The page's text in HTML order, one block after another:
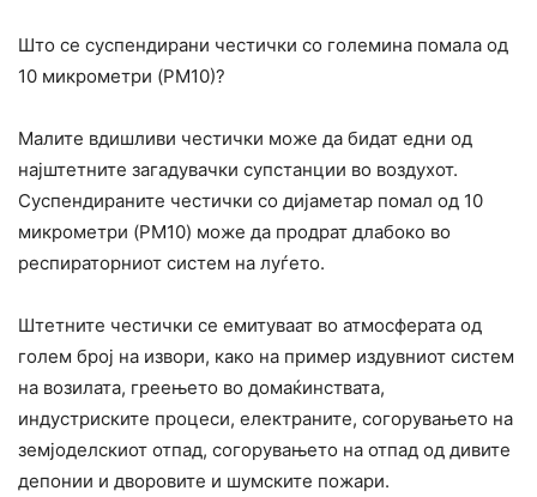
Што се суспендирани честички со големина помала од
10 микрометри (PM10)?
Малите вдишливи честички може да бидат едни од
најштетните загадувачки супстанции во воздухот.
Суспендираните честички со дијаметар помал од 10
микрометри (PM10) може да продрат длабоко во
респираторниот систем на луѓето.
Штетните честички се емитуваат во атмосферата од
голем број на извори, како на пример издувниот систем
на возилата, греењето во домаќинствата,
индустриските процеси, електраните, согорувањето на
земјоделскиот отпад, согорувањето на отпад од дивите
депонии и дворовите и шумските пожари.